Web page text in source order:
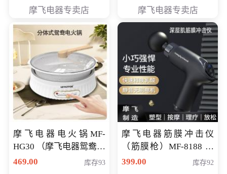
摩飞电器专卖店 摩飞电器专卖店
摩飞电器电火锅MF-
HG30 （摩飞电器鸳鸯锅
MF-HG30 ） 会员专享价
469.00 库存93
摩飞电器筋膜冲击仪
（筋膜枪）MF-8188 会
员专享价268元
399.00 库存92